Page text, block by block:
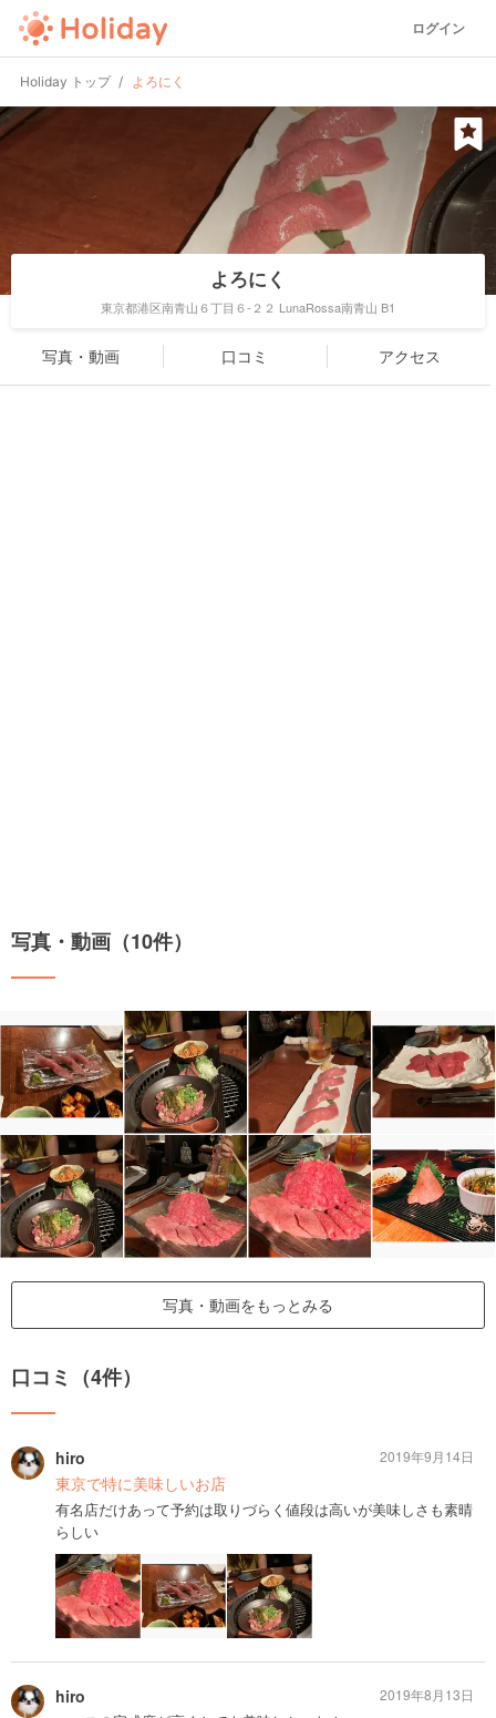
ログイン
Holiday トップ よろにく
よろにく
東京都港区南青山６丁目６-２２ LunaRossa南青山 B1
写真・動画 口コミ アクセス
写真・動画（10件）
写真・動画をもっとみる
口コミ（4件）
hiro
東京で特に美味しいお店
有名店だけあって予約は取りづらく値段は高いが美味しさも素晴
らしい
2019年9月14日
hiro 2019年8月13日